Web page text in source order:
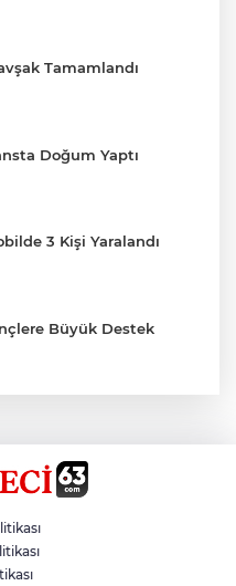
Tamamlandı
Doğum Yaptı
3 Kişi Yaralandı
Büyük Destek
Ulaşım Çalışması